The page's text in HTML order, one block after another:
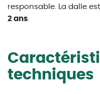
responsable. La dalle
2 ans.
techniques